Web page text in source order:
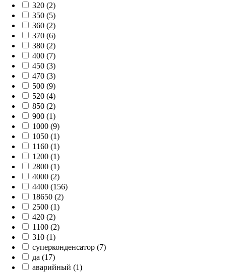
320 (2)
350 (5)
360 (2)
370 (6)
380 (2)
400 (7)
450 (3)
470 (3)
500 (9)
520 (4)
850 (2)
900 (1)
1000 (9)
1050 (1)
1160 (1)
1200 (1)
2800 (1)
4000 (2)
4400 (156)
18650 (2)
2500 (1)
420 (2)
1100 (2)
310 (1)
суперконденсатор (7)
да (17)
аварийный (1)